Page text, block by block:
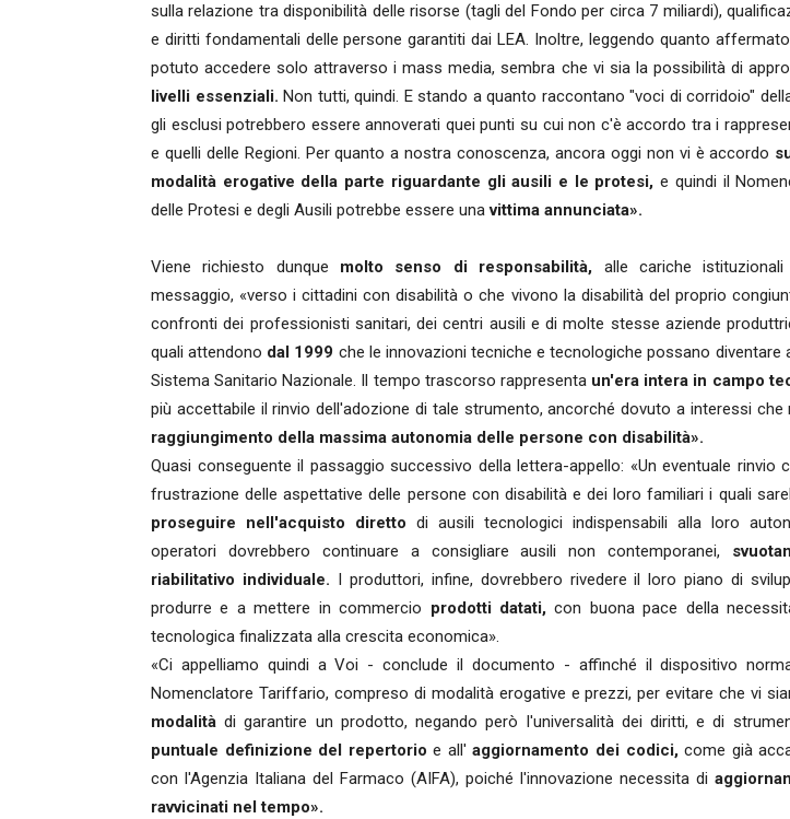
sulla relazione tra disponibilità delle risorse (tagli del Fondo per circa 7 miliardi),
e diritti fondamentali delle persone garantiti dai LEA. Inoltre, leggendo quanto
potuto accedere solo attraverso i mass media, sembra che vi sia la possibilità di
livelli essenziali. Non tutti, quindi. E stando a quanto raccontano "voci di corridoio"
gli esclusi potrebbero essere annoverati quei punti su cui non c'è accordo tra i
e quelli delle Regioni. Per quanto a nostra conoscenza, ancora oggi non vi è accordo
modalità erogative della parte riguardante gli ausili e le protesi, e quindi il
delle Protesi e degli Ausili potrebbe essere unavittima annunciata».
Viene richiesto dunque molto senso di responsabilità, alle cariche
messaggio, «verso i cittadini con disabilità o che vivono la disabilità del proprio
confronti dei professionisti sanitari, dei centri ausili e di molte stesse aziende
quali attendono dal 1999 che le innovazioni tecniche e tecnologiche possano diventare
Sistema Sanitario Nazionale. Il tempo trascorso rappresenta un'era intera in campo
più accettabile il rinvio dell'adozione di tale strumento, ancorché dovuto a interessi che
raggiungimento della massima autonomia delle persone con disabilità».
Quasi conseguente il passaggio successivo della lettera-appello: «Un eventuale rinvio
frustrazione delle aspettative delle persone con disabilità e dei loro familiari i quali
proseguire nell'acquisto diretto di ausili tecnologici indispensabili alla loro
operatori dovrebbero continuare a consigliare ausili non contemporanei,
riabilitativo individuale. I produttori, infine, dovrebbero rivedere il loro piano di
produrre e a mettere in commercio prodotti datati,con buona pace della
tecnologica finalizzata alla crescita economica».
«Ci appelliamo quindi a Voi - conclude il documento - affinché il dispositivo
Nomenclatore Tariffario, compreso di modalità erogative e prezzi, per evitare che vi
modalità di garantire un prodotto, negando però l'universalità dei diritti, e di
puntuale definizione del repertorio e all' aggiornamento dei codici,come già
con l'Agenzia Italiana del Farmaco (AIFA), poiché l'innovazione necessita di
ravvicinati nel tempo».